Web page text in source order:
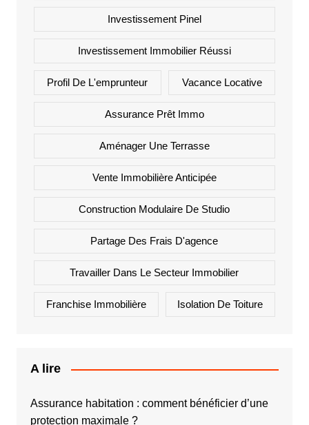
Investissement Pinel
Investissement Immobilier Réussi
Profil De L'emprunteur Vacance Locative
Assurance Prêt Immo
Aménager Une Terrasse
Vente Immobilière Anticipée
Construction Modulaire De Studio
Partage Des Frais D'agence
Travailler Dans Le Secteur Immobilier
Franchise Immobilière Isolation De Toiture
A lire
Assurance habitation : comment bénéficier d’une
protection maximale ?